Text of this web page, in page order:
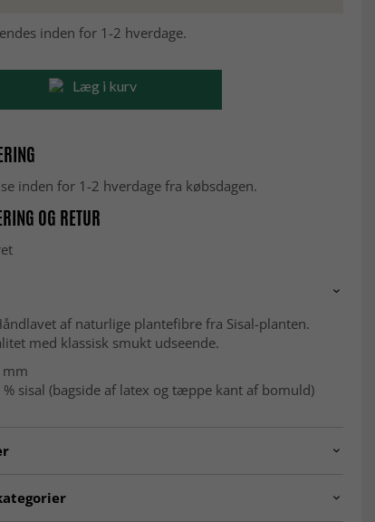
inden for 1-2 hverdage.
Læg i kurv
inden for 1-2 hverdage fra købsdagen.
OG RETUR
af naturlige plantefibre fra Sisal-planten.
med klassisk smukt udseende.
mm
% sisal (bagside af latex og tæppe kant af bomuld)